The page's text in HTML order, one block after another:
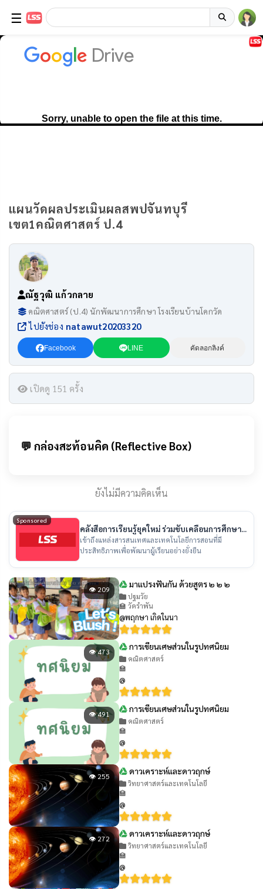
☰
แผนวัดผลประเมินผลสพปจันทบุรี
เขต1คณิตศาสตร์ ป.4
ณัฐวุฒิ แก้วกลาย
คณิตศาสตร์ (ป.4) นักพัฒนาการศึกษา โรงเรียนบ้านโคกวัด
ไปยังช่อง natawut20203320
Facebook LINE คัดลอกลิงค์
เปิดดู 151 ครั้ง
💬 กล่องสะท้อนคิด (Reflective Box)
ยังไม่มีความคิดเห็น
Sponsored
คลังสื่อการเรียนรู้ยุคใหม่ ร่วมขับเคลื่อนการศึกษา
ไทย
เข้าถึงแหล่งสารสนเทศและเทคโนโลยีการสอนที่มี
ประสิทธิภาพเพื่อพัฒนาผู้เรียนอย่างยั่งยืน
👁 209 มาแปรงฟันกัน ด้วยสูตร ๒ ๒ ๒
ปฐมวัย
🏫 วัดรำพัน
@พฤกษา เกิดในนา
👁 473 การเขียนเศษส่วนในรูปทศนิยม
คณิตศาสตร์
🏫
@
👁 491 การเขียนเศษส่วนในรูปทศนิยม
คณิตศาสตร์
🏫
@
👁 255 ดาวเคราะห์และดาวฤกษ์
วิทยาศาสตร์และเทคโนโลยี
🏫
@
👁 272 ดาวเคราะห์และดาวฤกษ์
วิทยาศาสตร์และเทคโนโลยี
🏫
@